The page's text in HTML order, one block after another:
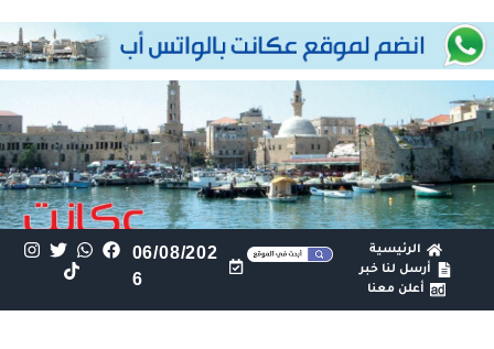
الرئيسية
أرسل لنا خبر
أعلن معنا
06/08/202
6